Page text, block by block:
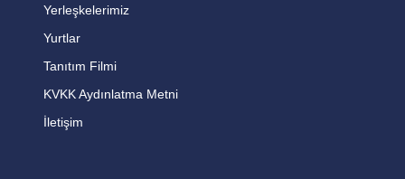
Yerleşkelerimiz
Yurtlar
Tanıtım Filmi
KVKK Aydınlatma Metni
İletişim